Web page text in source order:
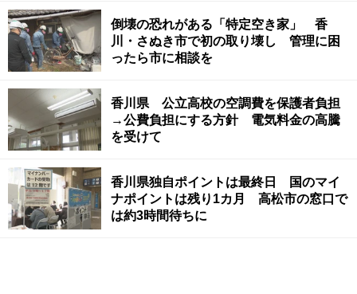
倒壊の恐れがある「特定空き家」 香
川・さぬき市で初の取り壊し 管理に困
ったら市に相談を
香川県 公立高校の空調費を保護者負担
→公費負担にする方針 電気料金の高騰
を受けて
香川県独自ポイントは最終日 国のマイ
ナポイントは残り1カ月 高松市の窓口で
は約3時間待ちに